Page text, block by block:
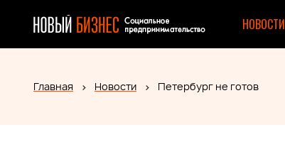
НОВОСТИ
Главная Новости Петербург не готов